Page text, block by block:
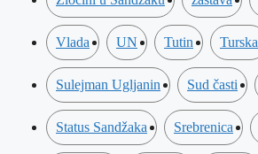
Vlada UN Tutin Turska
Sulejman Ugljanin Sud časti
Status Sandžaka Srebrenica